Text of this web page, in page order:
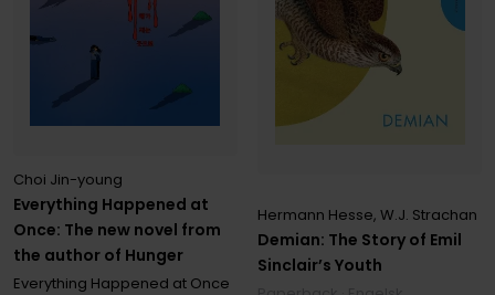
Everything Happened at
Once: The new novel from
the author of Hunger
Choi Jin-young
Everything Happened at Once
Demian: The Story of Emil
Sinclair’s Youth
Hermann Hesse,W.J. Strachan